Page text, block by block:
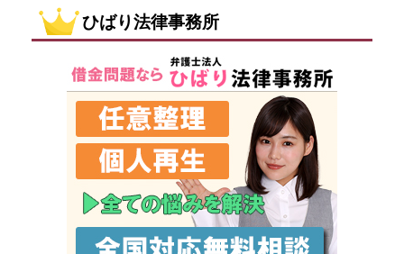
ひばり法律事務所